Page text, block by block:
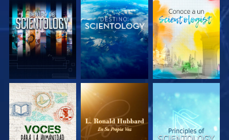
EXPLORA LAS
SERIES
EXPLORA LAS
SERIES
EXPLORA LAS
SERIES